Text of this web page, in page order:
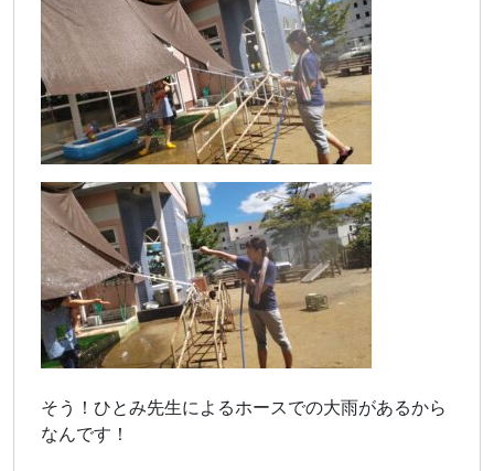
そう！ひとみ先生によるホースでの大雨があるから
なんです！